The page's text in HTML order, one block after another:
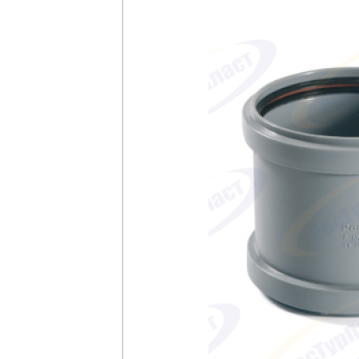
Клиентам
Застройщикам
Снабженцам и
Монтажным